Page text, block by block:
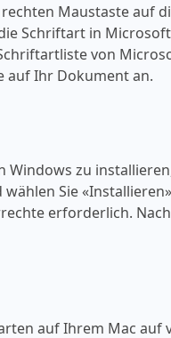
Maustaste auf
Schriftart in
von
auf Ihr Dokument an.
Windows zu
Sie
erforderlich.
auf Ihrem Mac auf